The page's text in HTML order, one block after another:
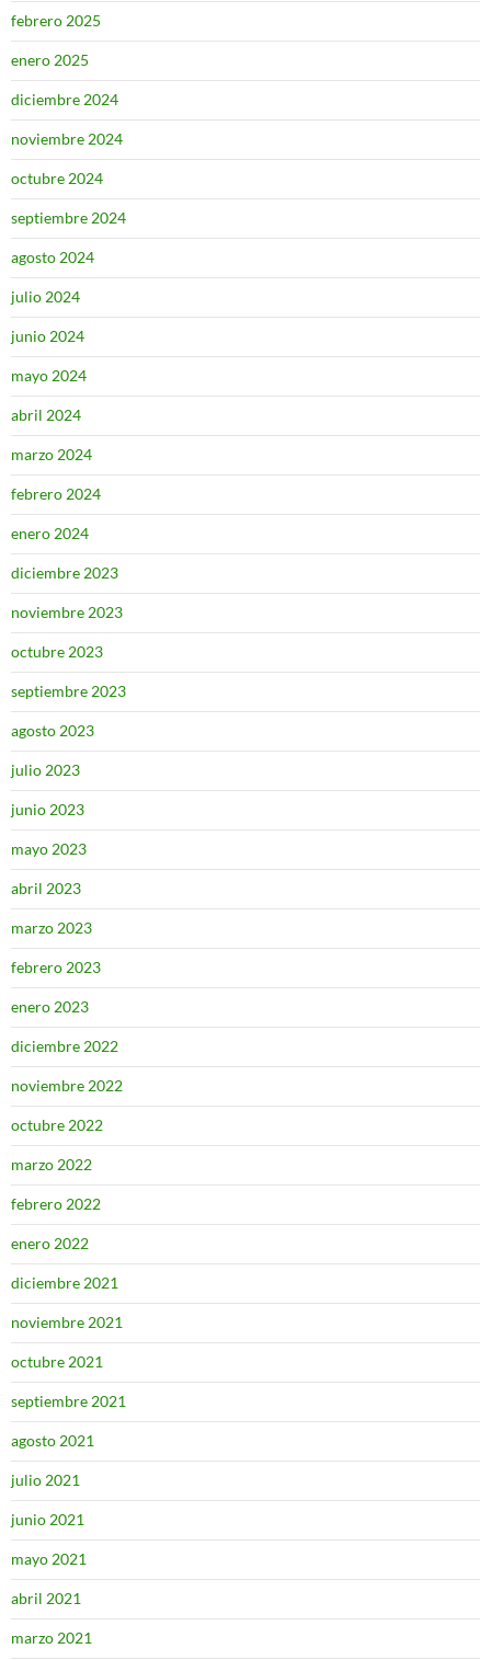
febrero 2025
enero 2025
diciembre 2024
noviembre 2024
octubre 2024
septiembre 2024
agosto 2024
julio 2024
junio 2024
mayo 2024
abril 2024
marzo 2024
febrero 2024
enero 2024
diciembre 2023
noviembre 2023
octubre 2023
septiembre 2023
agosto 2023
julio 2023
junio 2023
mayo 2023
abril 2023
marzo 2023
febrero 2023
enero 2023
diciembre 2022
noviembre 2022
octubre 2022
marzo 2022
febrero 2022
enero 2022
diciembre 2021
noviembre 2021
octubre 2021
septiembre 2021
agosto 2021
julio 2021
junio 2021
mayo 2021
abril 2021
marzo 2021